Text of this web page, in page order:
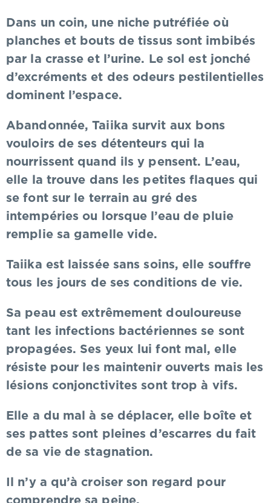
Dans un coin, une niche putréfiée où
planches et bouts de tissus sont imbibés
par la crasse et l’urine. Le sol est jonché
d’excréments et des odeurs pestilentielles
dominent l’espace.
Abandonnée, Taiika survit aux bons
vouloirs de ses détenteurs qui la
nourrissent quand ils y pensent. L’eau,
elle la trouve dans les petites flaques qui
se font sur le terrain au gré des
intempéries ou lorsque l’eau de pluie
remplie sa gamelle vide.
Taiika est laissée sans soins, elle souffre
tous les jours de ses conditions de vie.
Sa peau est extrêmement douloureuse
tant les infections bactériennes se sont
propagées. Ses yeux lui font mal, elle
résiste pour les maintenir ouverts mais les
lésions conjonctivites sont trop à vifs.
Elle a du mal à se déplacer, elle boîte et
ses pattes sont pleines d’escarres du fait
de sa vie de stagnation.
Il n’y a qu’à croiser son regard pour